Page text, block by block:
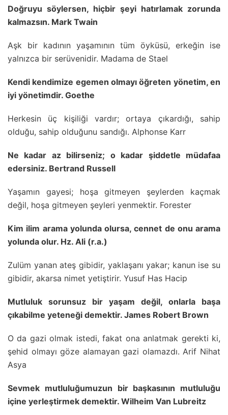
Doğruyu söylersen, hiçbir şeyi hatırlamak zorunda
kalmazsın. Mark Twain
Aşk bir kadının yaşamının tüm öyküsü, erkeğin ise
yalnızca bir serüvenidir. Madama de Stael
Kendi kendimize egemen olmayı öğreten yönetim, en
iyi yönetimdir. Goethe
Herkesin üç kişiliği vardır; ortaya çıkardığı, sahip
olduğu, sahip olduğunu sandığı. Alphonse Karr
Ne kadar az bilirseniz; o kadar şiddetle müdafaa
edersiniz. Bertrand Russell
Yaşamın gayesi; hoşa gitmeyen şeylerden kaçmak
değil, hoşa gitmeyen şeyleri yenmektir. Forester
Kim ilim arama yolunda olursa, cennet de onu arama
yolunda olur. Hz. Ali (r.a.)
Zulüm yanan ateş gibidir, yaklaşanı yakar; kanun ise su
gibidir, akarsa nimet yetiştirir. Yusuf Has Hacip
Mutluluk sorunsuz bir yaşam değil, onlarla başa
çıkabilme yeteneği demektir. James Robert Brown
O da gazi olmak istedi, fakat ona anlatmak gerekti ki,
şehid olmayı göze alamayan gazi olamazdı. Arif Nihat
Asya
Sevmek mutluluğumuzun bir başkasının mutluluğu
içine yerleştirmek demektir. Wilheim Van Lubreitz